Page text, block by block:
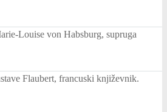
Louise von Habsburg, supruga
Flaubert, francuski književnik.